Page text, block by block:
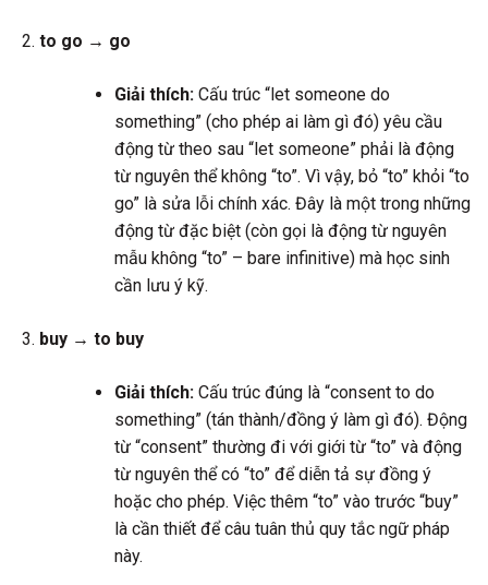
to go → go
Giải thích:Cấu trúc “let someone do
something” (cho phép ai làm gì đó) yêu cầu
động từ theo sau “let someone” phải là động
từ nguyên thể không “to”. Vì vậy, bỏ “to” khỏi “to
go” là sửa lỗi chính xác. Đây là một trong những
động từ đặc biệt (còn gọi là động từ nguyên
mẫu không “to” – bare infinitive) mà học sinh
cần lưu ý kỹ.
buy → to buy
Giải thích:Cấu trúc đúng là “consent to do
something” (tán thành/đồng ý làm gì đó). Động
từ “consent” thường đi với giới từ “to” và động
từ nguyên thể có “to” để diễn tả sự đồng ý
hoặc cho phép. Việc thêm “to” vào trước “buy”
là cần thiết để câu tuân thủ quy tắc ngữ pháp
này.